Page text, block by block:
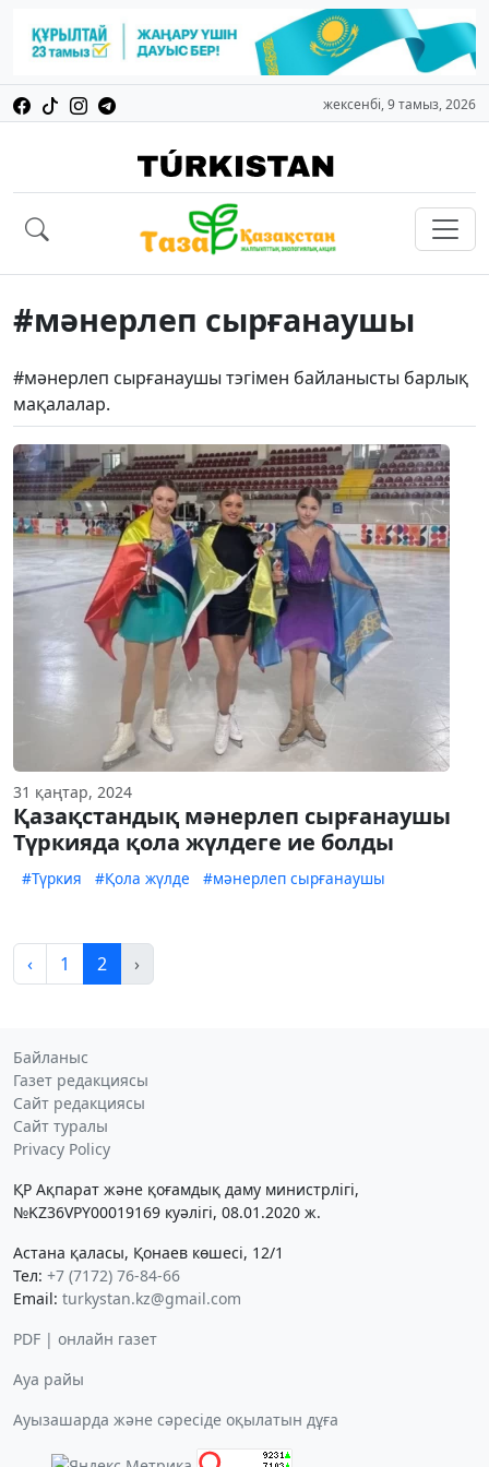
жексенбі, 9 тамыз, 2026
#мәнерлеп сырғанаушы
#мәнерлеп сырғанаушы тэгімен байланысты барлық
мақалалар.
31 қаңтар, 2024
Қазақстандық мәнерлеп сырғанаушы
Түркияда қола жүлдеге ие болды
#Түркия #Қола жүлде #мәнерлеп сырғанаушы
‹ 1 2 ›
Байланыс
Газет редакциясы
Сайт редакциясы
Сайт туралы
Privacy Policy
ҚР Ақпарат және қоғамдық даму министрлігі,
№KZ36VPY00019169 куәлігі, 08.01.2020 ж.
Астана қаласы, Қонаев көшесі, 12/1
Тел: +7 (7172) 76-84-66
Email: turkystan.kz@gmail.com
PDF | онлайн газет
Ауа райы
Ауызашарда және сәресіде оқылатын дұға